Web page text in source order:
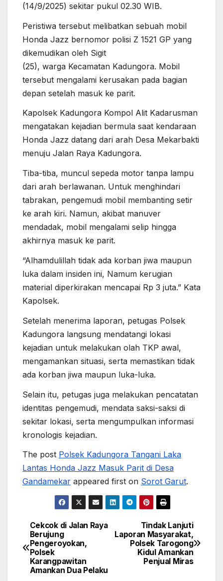
(14/9/2025) sekitar pukul 02.30 WIB.
Peristiwa tersebut melibatkan sebuah mobil
Honda Jazz bernomor polisi Z 1521 GP yang
dikemudikan oleh Sigit
(25), warga Kecamatan Kadungora. Mobil
tersebut mengalami kerusakan pada bagian
depan setelah masuk ke parit.
Kapolsek Kadungora Kompol Alit Kadarusman
mengatakan kejadian bermula saat kendaraan
Honda Jazz datang dari arah Desa Mekarbakti
menuju Jalan Raya Kadungora.
Tiba-tiba, muncul sepeda motor tanpa lampu
dari arah berlawanan. Untuk menghindari
tabrakan, pengemudi mobil membanting setir
ke arah kiri. Namun, akibat manuver
mendadak, mobil mengalami selip hingga
akhirnya masuk ke parit.
“Alhamdulillah tidak ada korban jiwa maupun
luka dalam insiden ini, Namum kerugian
material diperkirakan mencapai Rp 3 juta.” Kata
Kapolsek.
Setelah menerima laporan, petugas Polsek
Kadungora langsung mendatangi lokasi
kejadian untuk melakukan olah TKP awal,
mengamankan situasi, serta memastikan tidak
ada korban jiwa maupun luka-luka.
Selain itu, petugas juga melakukan pencatatan
identitas pengemudi, mendata saksi-saksi di
sekitar lokasi, serta mengumpulkan informasi
kronologis kejadian.
The post Polsek Kadungora Tangani Laka
Lantas Honda Jazz Masuk Parit di Desa
Gandamekar appeared first on Sorot Garut.
Post
navigation
Tindak Lanjuti
Laporan Masyarakat,
Polsek Tarogong
Kidul Amankan
Penjual Miras
Cekcok di Jalan Raya
Berujung
Pengeroyokan,
Polsek
Karangpawitan
Amankan Dua Pelaku